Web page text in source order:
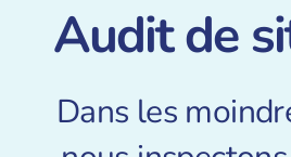
Audit de
Dans les